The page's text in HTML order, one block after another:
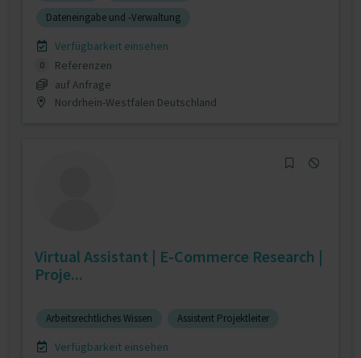
Dateneingabe und -Verwaltung
Verfügbarkeit einsehen
0
Referenzen
auf Anfrage
Nordrhein-Westfalen Deutschland
Virtual Assistant | E-Commerce Research |
Proje...
Arbeitsrechtliches Wissen Assistent Projektleiter
Verfügbarkeit einsehen